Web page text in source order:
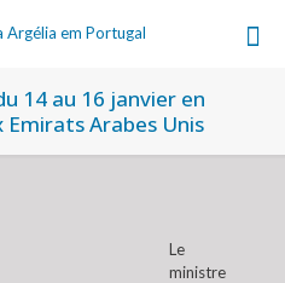
14 au 16 janvier en
Arabes Unis
Le
ministre